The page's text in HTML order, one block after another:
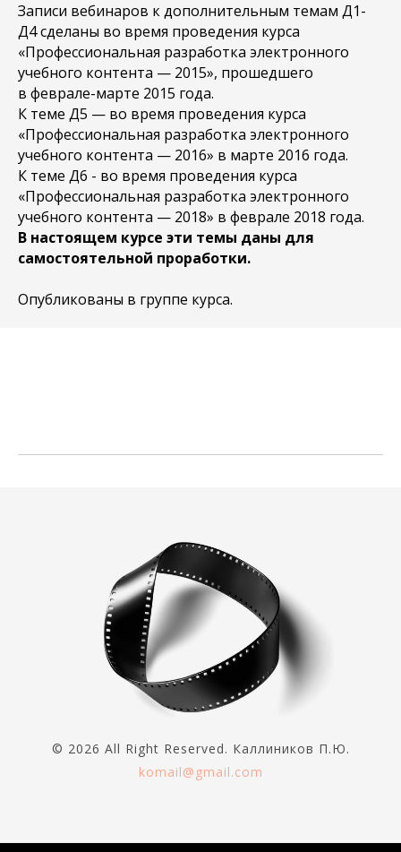
Записи вебинаров к дополнительным темам Д1-
Д4 сделаны во время проведения курса
«Профессиональная разработка электронного
учебного контента — 2015», прошедшего
в феврале-марте 2015 года.
К теме Д5 — во время проведения курса
«Профессиональная разработка электронного
учебного контента — 2016» в марте 2016 года.
К теме Д6 - во время проведения курса
«Профессиональная разработка электронного
учебного контента — 2018» в феврале 2018 года.
В настоящем курсе эти темы даны для
самостоятельной проработки.
Опубликованы в группе курса.
© 2026 All Right Reserved. Каллиников П.Ю.
komail@gmail.com